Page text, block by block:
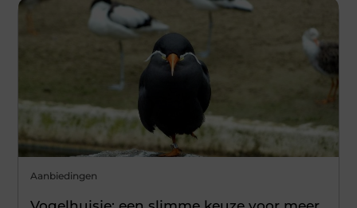
Aanbiedingen